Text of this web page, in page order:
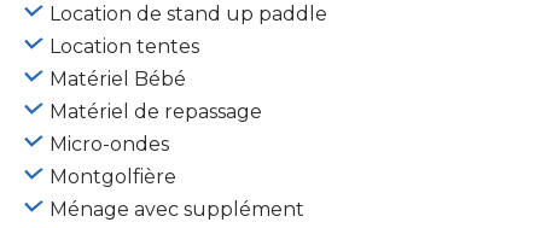
Location de stand up paddle
Location tentes
Matériel Bébé
Matériel de repassage
Micro-ondes
Montgolfière
Ménage avec supplément